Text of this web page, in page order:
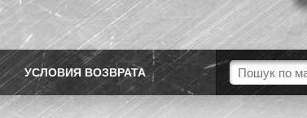
УСЛОВИЯ ВОЗВРАТА